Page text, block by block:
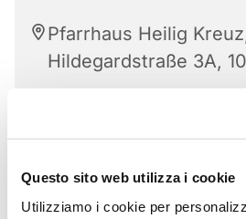
Questo sito web utilizza i cookie
Utilizziamo i cookie per
Pfarrhaus Heilig
Hildegardstraße 3A,